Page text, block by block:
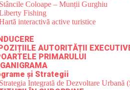
Stâncile Coloape – Munții Gurghiu
Fishing
interactivă active turistice
AUTORITĂȚII
PRIMARULUI
și Strategii
Strategia Integrată de Dezvoltare Urbană